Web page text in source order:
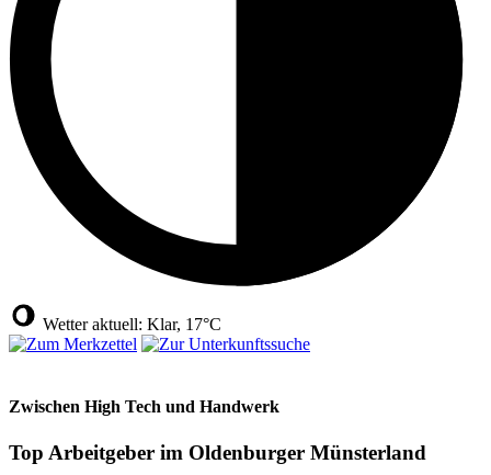
Wetter aktuell: Klar, 17°C
Zwischen High Tech und Handwerk
Top Arbeitgeber im Oldenburger Münsterland